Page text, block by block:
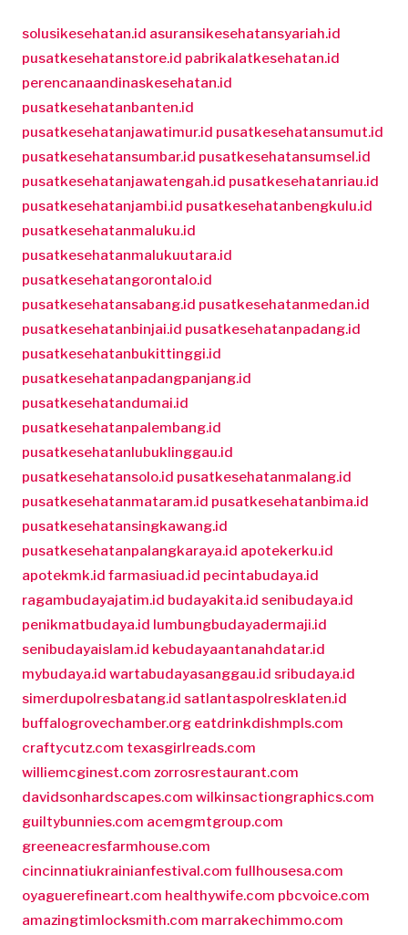
solusikesehatan.id asuransikesehatansyariah.id
pusatkesehatanstore.id pabrikalatkesehatan.id
perencanaandinaskesehatan.id
pusatkesehatanbanten.id
pusatkesehatanjawatimur.id pusatkesehatansumut.id
pusatkesehatansumbar.id pusatkesehatansumsel.id
pusatkesehatanjawatengah.id pusatkesehatanriau.id
pusatkesehatanjambi.id pusatkesehatanbengkulu.id
pusatkesehatanmaluku.id
pusatkesehatanmalukuutara.id
pusatkesehatangorontalo.id
pusatkesehatansabang.id pusatkesehatanmedan.id
pusatkesehatanbinjai.id pusatkesehatanpadang.id
pusatkesehatanbukittinggi.id
pusatkesehatanpadangpanjang.id
pusatkesehatandumai.id
pusatkesehatanpalembang.id
pusatkesehatanlubuklinggau.id
pusatkesehatansolo.id pusatkesehatanmalang.id
pusatkesehatanmataram.id pusatkesehatanbima.id
pusatkesehatansingkawang.id
pusatkesehatanpalangkaraya.id apotekerku.id
apotekmk.id farmasiuad.id pecintabudaya.id
ragambudayajatim.id budayakita.id senibudaya.id
penikmatbudaya.id lumbungbudayadermaji.id
senibudayaislam.id kebudayaantanahdatar.id
mybudaya.id wartabudayasanggau.id sribudaya.id
simerdupolresbatang.id satlantaspolresklaten.id
buffalogrovechamber.org eatdrinkdishmpls.com
craftycutz.com texasgirlreads.com
williemcginest.com zorrosrestaurant.com
davidsonhardscapes.com wilkinsactiongraphics.com
guiltybunnies.com acemgmtgroup.com
greeneacresfarmhouse.com
cincinnatiukrainianfestival.com fullhousesa.com
oyaguerefineart.com healthywife.com pbcvoice.com
amazingtimlocksmith.com marrakechimmo.com